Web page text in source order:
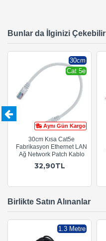
Bunlar da İlginizi Çekebilir
Aynı Gün Kargo
30cm
Cat 5e
30cm Kısa Cat5e
Fabrikasyon Ethernet LAN
Ağ Network Patch Kablo
32,90TL
Birlikte Satın Alınanlar
1.3 Metre